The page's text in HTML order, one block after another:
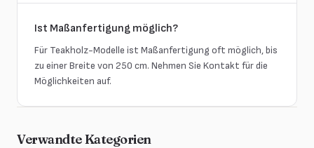
Ist Maßanfertigung möglich?
Für Teakholz-Modelle ist Maßanfertigung oft möglich, bis
zu einer Breite von 250 cm. Nehmen Sie Kontakt für die
Möglichkeiten auf.
Verwandte Kategorien